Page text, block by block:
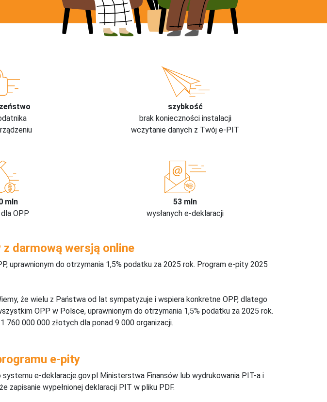
szybkość
brak konieczności instalacji
wczytanie danych z Twój e-PIT
mln
OPP
53 mln
wysłanych e-deklaracji
darmową wersją online
uprawnionym do otrzymania 1,5% podatku za 2025 rok. Program e-pity 2025
że wielu z Państwa od lat sympatyzuje i wspiera konkretne OPP, dlatego
OPP w Polsce, uprawnionym do otrzymania 1,5% podatku za 2025 rok.
760 000 000 złotych dla ponad 9 000 organizacji.
e-pity
e-deklaracje.gov.pl Ministerstwa Finansów lub wydrukowania PIT-a i
wypełnionej deklaracji PIT w pliku PDF.